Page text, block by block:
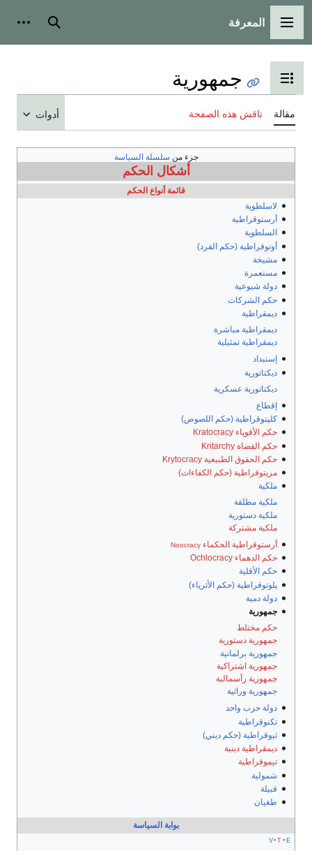
القائمة الرئيسية
المعرفة بحث
تبديل عرض جدول المحتويات
جمهورية
مقالة ناقش هذه الصفحة أدوات
جزء من سلسلة السياسة
أشكال الحكم
قائمة أنواع الحكم
لاسلطوية
أرستوقراطية
السلطوية
أوتوقراطية (حكم الفرد)
مشيخة
مستعمرة
دولة شيوعية
حكم الشركات
ديمقراطية
ديمقراطية مباشرة
ديمقراطية تمثيلية
إستبداد
ديكتاتورية
ديكتاتورية عسكرية
إقطاع
كلپتوقراطية (حكم اللصوص)
حكم الأقوياء Kratocracy
حكم القضاة Kritarchy
حكم الحقوق الطبيعية Krytocracy
مريتوقراطية (حكم الكفاءات)
ملكية
ملكية مطلقة
ملكية دستورية
ملكية مشتركة
أرستوقراطية الحكماء Noocracy
حكم الدهماء Ochlocracy
حكم الأقلية
پلوتوقراطية (حكم الأثرياء)
دولة دمية
جمهورية
حكم مختلط
جمهورية دستورية
جمهورية برلمانية
جمهورية اشتراكية
جمهورية رأسمالية
جمهورية وراثية
دولة حزب واحد
تكنوقراطية
ثيوقراطية (حكم ديني)
ديمقراطية دينية
تيموقراطية
شمولية
قبيلة
طغيان
بوابة السياسة
v t e